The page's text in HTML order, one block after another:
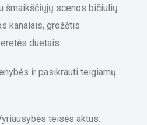
šmaikščiųjų scenos bičiulių
kanalais, grožėtis
duetais.
ir pasikrauti teigiamų
teisės aktus: